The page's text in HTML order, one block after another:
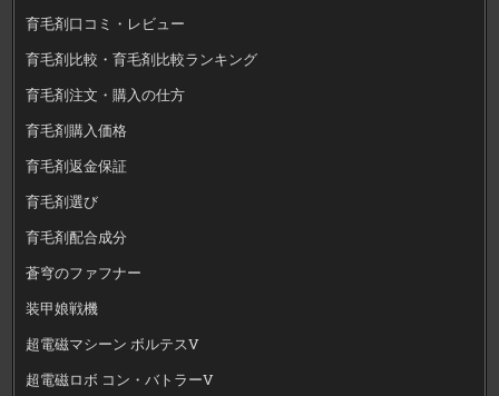
育毛剤口コミ・レビュー
育毛剤比較・育毛剤比較ランキング
育毛剤注文・購入の仕方
育毛剤購入価格
育毛剤返金保証
育毛剤選び
育毛剤配合成分
蒼穹のファフナー
装甲娘戦機
超電磁マシーン ボルテスV
超電磁ロボ コン・バトラーV